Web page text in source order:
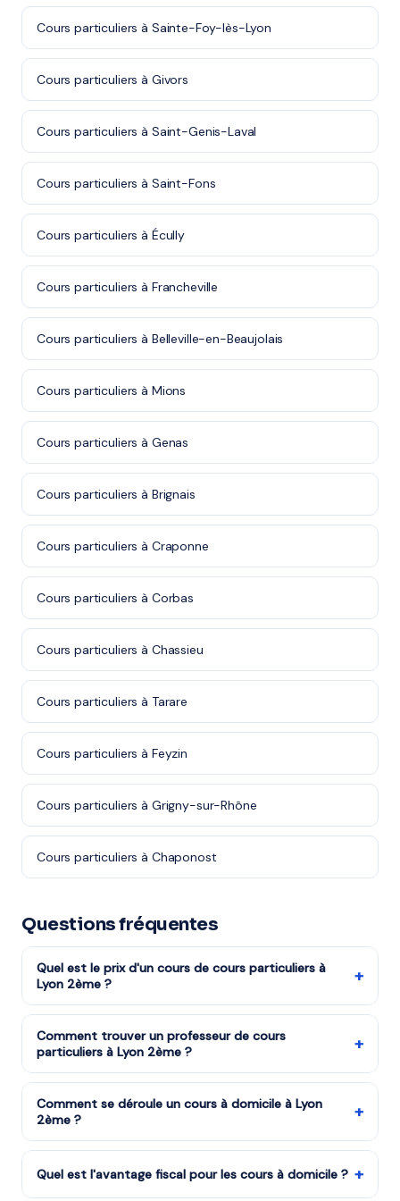
Cours particuliers à Sainte-Foy-lès-Lyon
Cours particuliers à Givors
Cours particuliers à Saint-Genis-Laval
Cours particuliers à Saint-Fons
Cours particuliers à Écully
Cours particuliers à Francheville
Cours particuliers à Belleville-en-Beaujolais
Cours particuliers à Mions
Cours particuliers à Genas
Cours particuliers à Brignais
Cours particuliers à Craponne
Cours particuliers à Corbas
Cours particuliers à Chassieu
Cours particuliers à Tarare
Cours particuliers à Feyzin
Cours particuliers à Grigny-sur-Rhône
Cours particuliers à Chaponost
Questions fréquentes
Quel est le prix d'un cours de cours particuliers à
Lyon 2ème ?
+
Les tarifs dépendent de la matière, du niveau et de la
formule choisie. Notre organisme partenaire est agréé
services à la personne : vous bénéficiez du crédit
d'impôt de 50%. Remplissez le formulaire pour recevoir
un devis gratuit.
Comment trouver un professeur de cours
particuliers à Lyon 2ème ?
+
Remplissez notre formulaire en 2 minutes. Notre équipe
vous met en relation avec notre organisme partenaire
à Lyon 2ème et vous recevez des propositions en
moins d'une heure. Service gratuit et sans engagement.
Comment se déroule un cours à domicile à Lyon
2ème ?
+
Le professeur arrive à votre domicile à Lyon 2ème avec
tout le matériel nécessaire. La séance dure
Quel est l'avantage fiscal pour les cours à domicile ? +